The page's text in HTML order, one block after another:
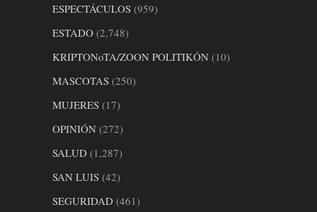
ESPECTÁCULOS (959)
ESTADO (2,748)
KRIPTONoTA/ZOON POLITIKÓN (10)
MASCOTAS (250)
MUJERES (17)
OPINIÓN (272)
SALUD (1,287)
SAN LUIS (42)
SEGURIDAD (461)